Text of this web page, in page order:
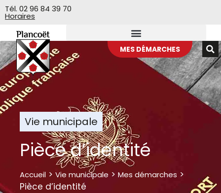
Veuillez
noter
site
Web
comprend
un
système
d'accessibilité.
Tél. 02 96 84 39 70
Horaires
MES DÉMARCHES
Vie municipale
Pièce d’identité
Accueil > Vie municipale > Mes démarches >
Pièce d’identité